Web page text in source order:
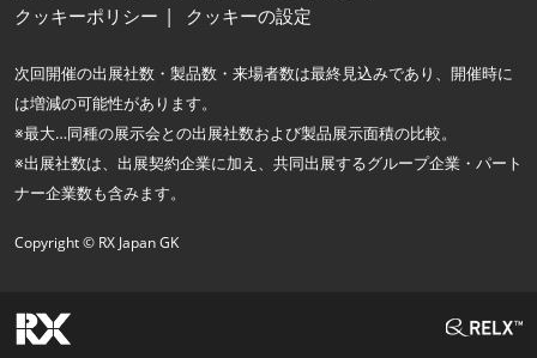
クッキーポリシー
クッキーの設定
次回開催の出展社数・製品数・来場者数は最終見込みであり、開催時に
は増減の可能性があります。
※最大…同種の展示会との出展社数および製品展示面積の比較。
※出展社数は、出展契約企業に加え、共同出展するグループ企業・パート
ナー企業数も含みます。
Copyright © RX Japan GK